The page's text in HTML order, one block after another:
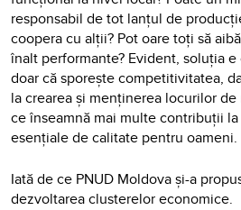
responsabil de tot lanțul de
coopera cu alții? Pot oare toți să
înalt performante? Evident, soluția
doar că sporește competitivitatea,
la crearea și menținerea locurilor
ce înseamnă mai multe contribuții
esențiale de calitate pentru oameni.
Iată de ce PNUD Moldova și-a
dezvoltarea clusterelor economice.